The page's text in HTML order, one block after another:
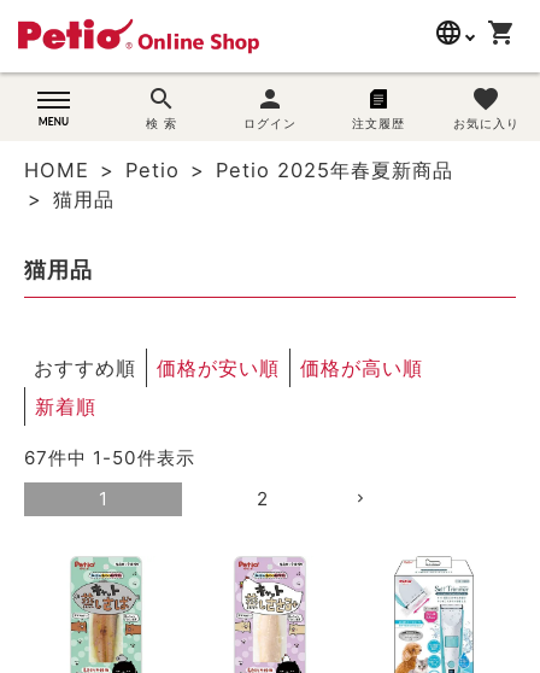
language
wovn-lang-name
shopping_cart
search
検 索
person
ログイン 注文履歴
favorite
お気に入り
search
猫用品
目的別に探す
ご利用案内
ACCOUNT MENU
ようこそ ゲスト 様
ログイン person 新規会員登録
HOME Petio
Petio 2025年春夏新商品
猫用品
猫用品
おすすめ順 価格が安い順
価格が高い順
新着順
67件中 1 -50件表示
1
2